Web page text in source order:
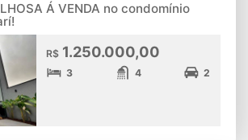
Á VENDA no condomínio
R$ 1.250.000,00
3 4 2